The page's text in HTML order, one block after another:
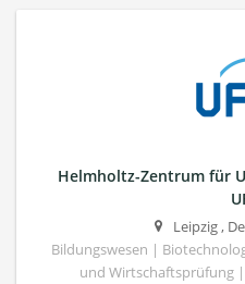
Helmholtz-Zentrum für
Leipzig,
Bildungswesen |
und Wirtschaftsprüfung